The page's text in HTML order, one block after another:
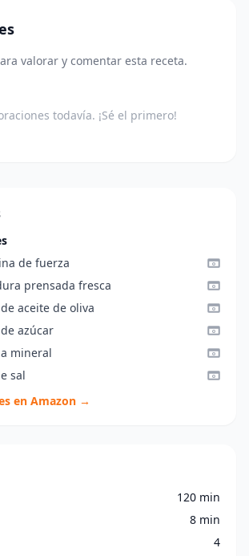
valorar y comentar esta receta.
todavía. ¡Sé el primero!
de fuerza
prensada fresca
aceite de oliva
azúcar
mineral
sal
en Amazon →
120 min
8 min
4